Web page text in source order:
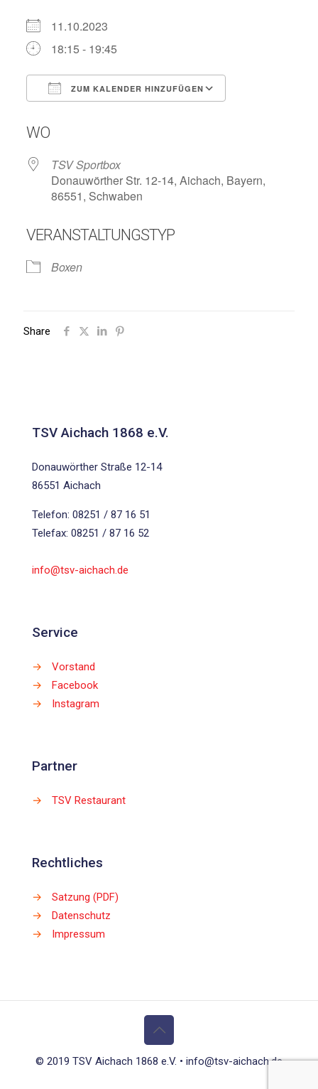
11.10.2023
18:15 - 19:45
ZUM KALENDER HINZUFÜGEN
WO
TSV Sportbox
Donauwörther Str. 12-14, Aichach, Bayern,
86551, Schwaben
VERANSTALTUNGSTYP
Boxen
Share
TSV Aichach 1868 e.V.
Donauwörther Straße 12-14
86551 Aichach
Telefon: 08251 / 87 16 51
Telefax: 08251 / 87 16 52
info@tsv-aichach.de
Service
→
Vorstand
→
Facebook
→
Instagram
Partner
→ TSV Restaurant
Rechtliches
→
Satzung (PDF)
→
Datenschutz
→
Impressum
© 2019 TSV Aichach 1868 e.V. • info@tsv-aichach.de